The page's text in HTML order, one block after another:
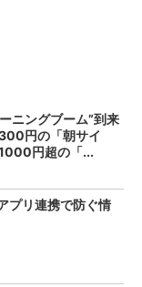
ニングブーム”到来
円の「朝サイ
円超の「...
プリ連携で防ぐ情